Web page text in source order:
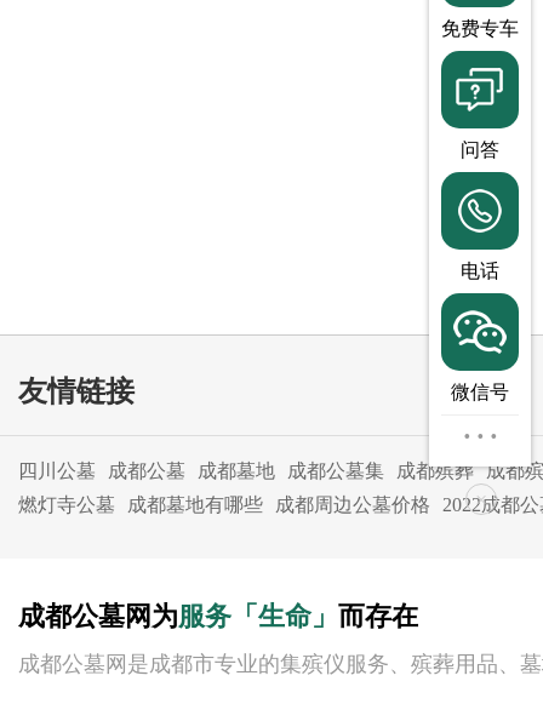
友情链接
四川公墓 成都公墓 成都墓地 成都公墓集 成都殡葬 成都
燃灯寺公墓
成都墓地有哪些 成都周边公墓价格 2022成都
成都公墓网为服务「生命」 而存在
成都公墓网是成都市专业的集殡仪服务、殡葬用品、
免费专车
问答
电话
微信号
···
×